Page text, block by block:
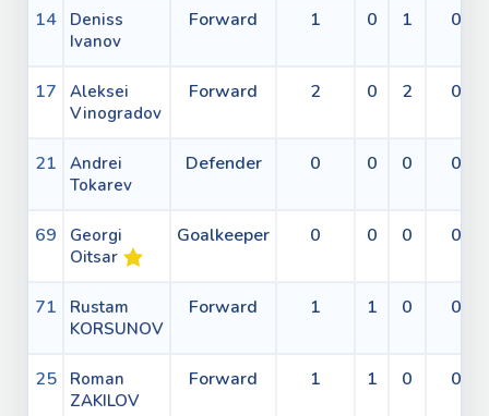
14
Deniss
Ivanov
Forward 1 0 1 0
17
Aleksei
Vinogradov
Forward 2 0 2 0
21
Andrei
Tokarev
Defender 0 0 0 0
69
Georgi
Oitsar
Goalkeeper 0 0 0 0
71
Rustam
KORSUNOV
Forward 1 1 0 0
25
Roman
ZAKILOV
Forward 1 1 0 0